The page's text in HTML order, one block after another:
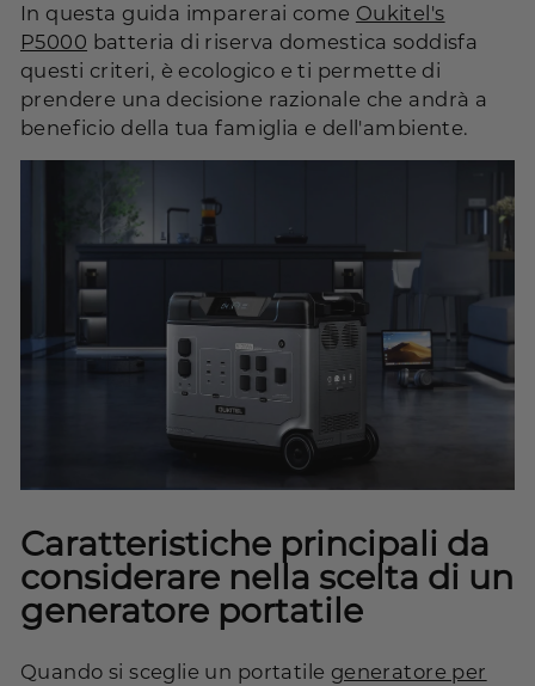
In questa guida imparerai come Oukitel's
P5000 batteria di riserva domestica soddisfa
questi criteri, è ecologico e ti permette di
prendere una decisione razionale che andrà a
beneficio della tua famiglia e dell'ambiente.
Caratteristiche principali da
considerare nella scelta di un
generatore portatile
Quando si sceglie un portatile generatore per